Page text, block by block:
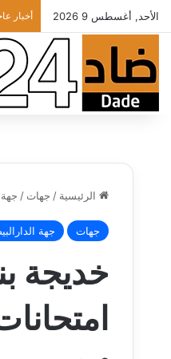
الأحد, أغسطس 9 2026 أخبار
الرئيسية / جهات /
جهات جهة
خديجة